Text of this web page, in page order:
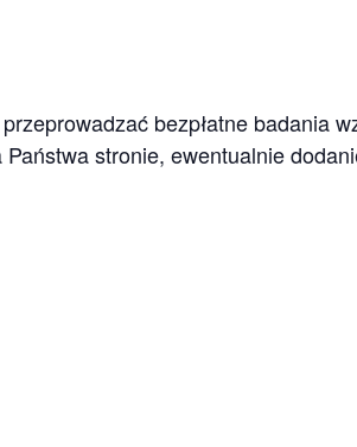
bezpłatne badania
stronie, ewentualnie